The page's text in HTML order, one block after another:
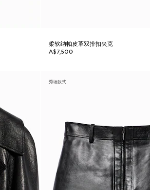
柔软纳帕皮革双排扣夹克
A$7,500
秀场款式